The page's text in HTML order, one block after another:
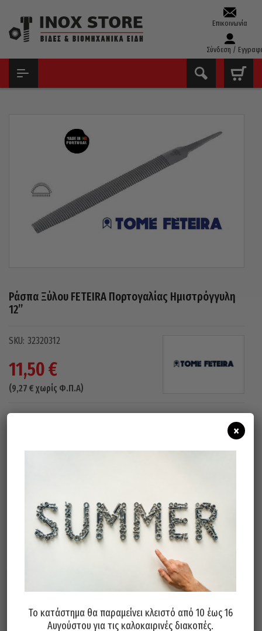
Επικοινωνία
Σύνδεση /
ΡΆΣΠΑ ΞΎΛΟΥ FETEIRA ΠΟΡΤΟΓΑΛΊΑΣ ΗΜΙΣΤΡΌΓΓΥΛΗ 12”
Ράσπα Ξύλου FETEIRA Πορτογαλίας Ημιστρόγγυλη
12”
32320312
11,50€
(9,27 € χωρίς Φ.Π.Α)
Σχετικά προϊόντα
Το κατάστημα θα παραμείνει κλειστό από 10 έως 16
Αυγούστου για τις καλοκαιρινές διακοπές.
×